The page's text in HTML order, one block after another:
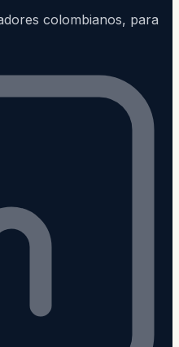
colombianos, para